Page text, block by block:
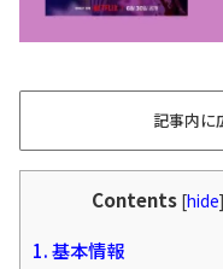
記事内に
Contents [hide]
1.基本情報